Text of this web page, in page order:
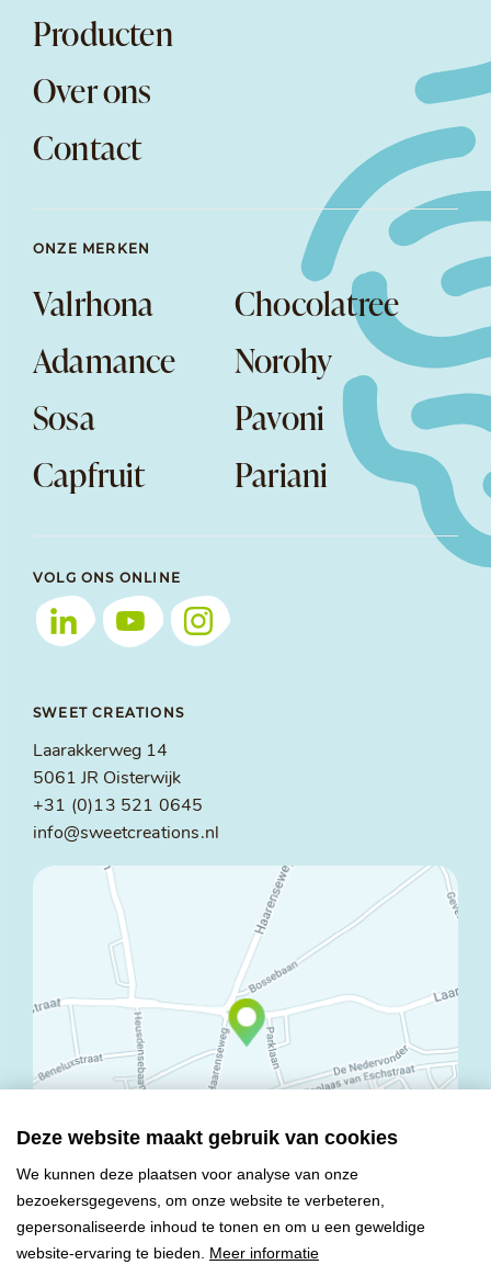
Deze website maakt gebruik van cookies
We kunnen deze plaatsen voor analyse van onze
bezoekersgegevens, om onze website te verbeteren,
gepersonaliseerde inhoud te tonen en om u een geweldige
website-ervaring te bieden. Meer informatie
Producten
Over ons
Contact
ONZE MERKEN
Valrhona
Chocolatree
Adamance
Norohy
Sosa
Pavoni
Capfruit
Pariani
VOLG ONS ONLINE
SWEET CREATIONS
Laarakkerweg 14
5061 JR Oisterwijk
+31 (0)13 521 0645
info@sweetcreations.nl
© Copyright 2026 Mareco Sweet Creations BV
Alle rechten voorbehouden